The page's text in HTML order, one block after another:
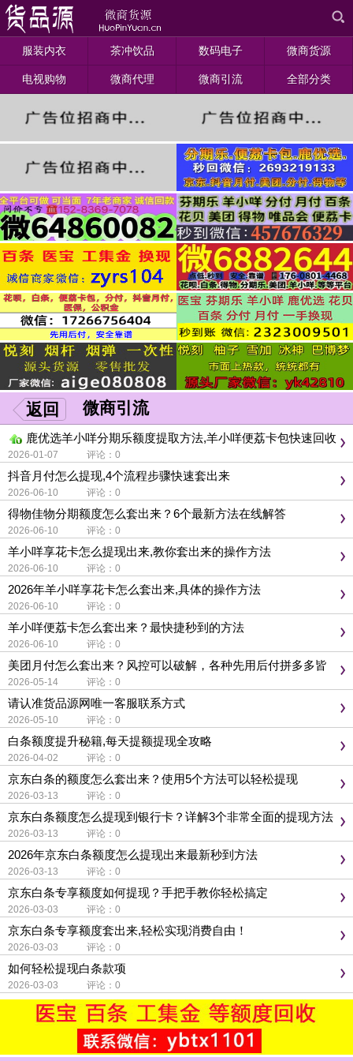
服装内衣 茶冲饮品 数码电子 微商货源
电视购物 微商代理 微商引流 全部分类
返回 微商引流
鹿优选羊小咩分期乐额度提取方法,羊小咩便荔卡包快速回收
商家
2026-01-07 评论：0
抖音月付怎么提现,4个流程步骤快速套出来
2026-06-10 评论：0
得物佳物分期额度怎么套出来？6个最新方法在线解答
2026-06-10 评论：0
羊小咩享花卡怎么提现出来,教你套出来的操作方法
2026-06-10 评论：0
2026年羊小咩享花卡怎么套出来,具体的操作方法
2026-06-10 评论：0
羊小咩便荔卡怎么套出来？最快捷秒到的方法
2026-06-10 评论：0
美团月付怎么套出来？风控可以破解，各种先用后付拼多多皆
可提兑米
2026-05-14 评论：0
请认准货品源网唯一客服联系方式
2026-05-10 评论：0
白条额度提升秘籍,每天提额提现全攻略
2026-04-02 评论：0
京东白条的额度怎么套出来？使用5个方法可以轻松提现
2026-03-13 评论：0
京东白条额度怎么提现到银行卡？详解3个非常全面的提现方法
2026-03-13 评论：0
2026年京东白条额度怎么提现出来最新秒到方法
2026-03-13 评论：0
京东白条专享额度如何提现？手把手教你轻松搞定
2026-03-03 评论：0
京东白条专享额度套出来,轻松实现消费自由！
2026-03-03 评论：0
如何轻松提现白条款项
2026-03-03 评论：0